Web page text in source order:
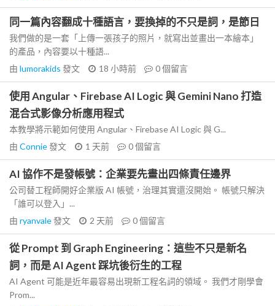
同一篇內容翻成十種語言，要換掉的不只是詞，是節日
我們做的是一套「上傳一張孩子的照片，就寫出並畫出一本繪本」
的產品，內容要以十種語...
由 lumorakids 發文 18 小時前 0個留言
使用 Angular、Firebase AI Logic 與 Gemini Nano 打造
混合式影像分析應用程式
本教學將示範如何使用 Angular、Firebase AI Logic 與 G...
由 Connie發文 1 天前 0個留言
AI 協作不是發帳號：企業要先畫出四條責任邊界
公司替工程師開好企業版 AI 帳號，治理其實還沒開始。 帳號只解決
「誰可以登入」...
由 ryanvale發文 2 天前 0個留言
從 Prompt 到 Graph Engineering：這些不只是新名
詞，而是 AI Agent 踩坑後衍生的工程
AI Agent 可能是近年最容易出現新工程名詞的領域。 我們才剛學會
Prom...